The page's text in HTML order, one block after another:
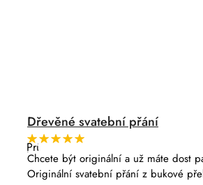
Dřevěné svatební přání
Průměrné
hodnocení
produktu
je
Chcete být originální a už máte dost
Originální svatební přání z bukové